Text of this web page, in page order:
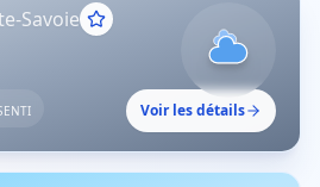
Savoie
Voir les détails